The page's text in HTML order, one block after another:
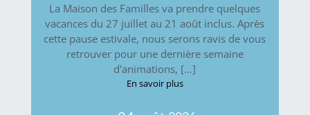
La Maison des Familles va prendre quelques
vacances du 27 juillet au 21 août inclus. Après
cette pause estivale, nous serons ravis de vous
retrouver pour une dernière semaine
d'animations, […]
En savoir plus